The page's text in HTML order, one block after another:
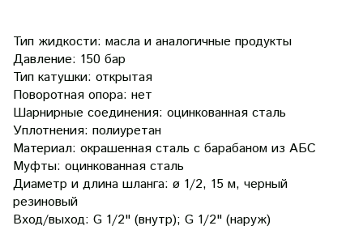
Тип жидкости: масла и аналогичные продукты
Давление: 150 бар
Тип катушки: открытая
Поворотная опора: нет
Шарнирные соединения: оцинкованная сталь
Уплотнения: полиуретан
Материал: окрашенная сталь с барабаном из АБС
Муфты: оцинкованная сталь
Диаметр и длина шланга: ø 1/2, 15 м, черный
резиновый
Вход/выход: G 1/2" (внутр); G 1/2" (наруж)